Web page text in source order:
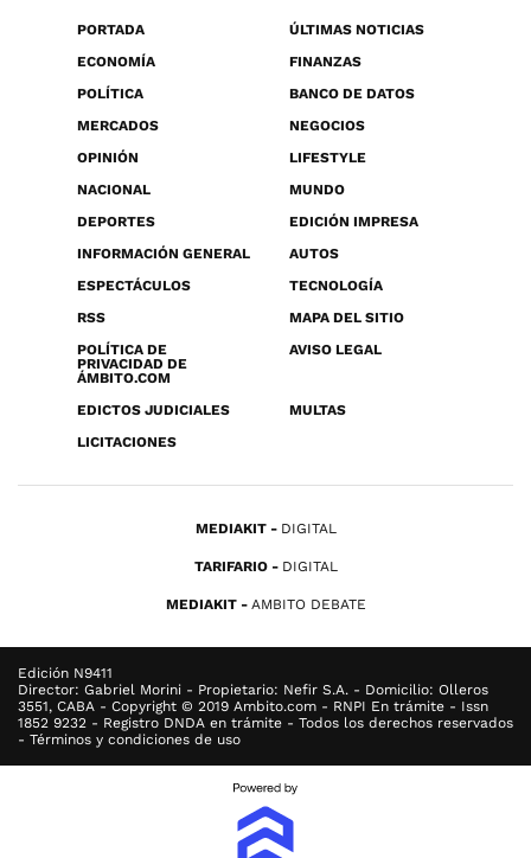
PORTADA
ÚLTIMAS NOTICIAS
ECONOMÍA
FINANZAS
POLÍTICA
BANCO DE DATOS
MERCADOS
NEGOCIOS
OPINIÓN
LIFESTYLE
NACIONAL
MUNDO
DEPORTES
EDICIÓN IMPRESA
INFORMACIÓN GENERAL
AUTOS
ESPECTÁCULOS
TECNOLOGÍA
RSS
MAPA DEL SITIO
POLÍTICA DE
PRIVACIDAD DE
ÁMBITO.COM
AVISO LEGAL
EDICTOS JUDICIALES
MULTAS
LICITACIONES
MEDIAKIT DIGITAL
TARIFARIO DIGITAL
MEDIAKIT AMBITO DEBATE
Edición N9411
Director: Gabriel Morini - Propietario: Nefir S.A. - Domicilio: Olleros
3551, CABA - Copyright © 2019 Ambito.com - RNPI En trámite - Issn
1852 9232 - Registro DNDA en trámite - Todos los derechos reservados
- Términos y condiciones de uso